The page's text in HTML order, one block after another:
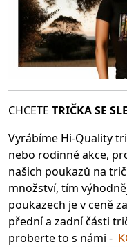
CHCETE TRIČKA SE
Vyrábíme Hi-Quality
nebo rodinné akce,
našich poukazů na
množství, tím
poukazech je v ceně
přední a zadní části
proberte to s námi -